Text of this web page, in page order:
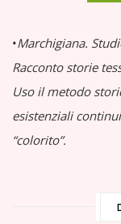
•Marchigiana.
Racconto storie
Uso il metodo
esistenziali continui
“colorito”.